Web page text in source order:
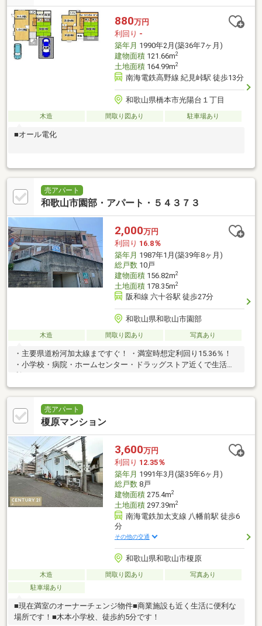
880万円
利回り -
築年月 1990年2月(築36年7ヶ月)
建物面積121.66m2
土地面積164.99m2
南海電鉄高野線 紀見峠駅 徒歩13分
和歌山県橋本市光陽台１丁目
木造 間取り図あり 駐車場あり
■オール電化
売アパート
和歌山市園部・アパート・５４３７３
2,000万円
利回り 16.8％
築年月 1987年1月(築39年8ヶ月)
総戸数10戸
建物面積156.82m2
土地面積178.35m2
阪和線 六十谷駅 徒歩27分
和歌山県和歌山市園部
木造 間取り図あり 写真あり
・主要県道粉河加太線まですぐ！ ・満室時想定利回り15.36％！
・小学校・病院・ホームセンター・ドラッグストア近くで生活便
売アパート
榎原マンション
3,600万円
利回り 12.35％
築年月 1991年3月(築35年6ヶ月)
総戸数8戸
建物面積275.4m2
土地面積297.39m2
南海電鉄加太支線 八幡前駅 徒歩6
分
その他の交通
和歌山県和歌山市榎原
木造 間取り図あり
写真あり
駐車場あり
■現在満室のオーナーチェンジ物件■商業施設も近く生活に便利な
場所です！■木本小学校、徒歩約5分です！